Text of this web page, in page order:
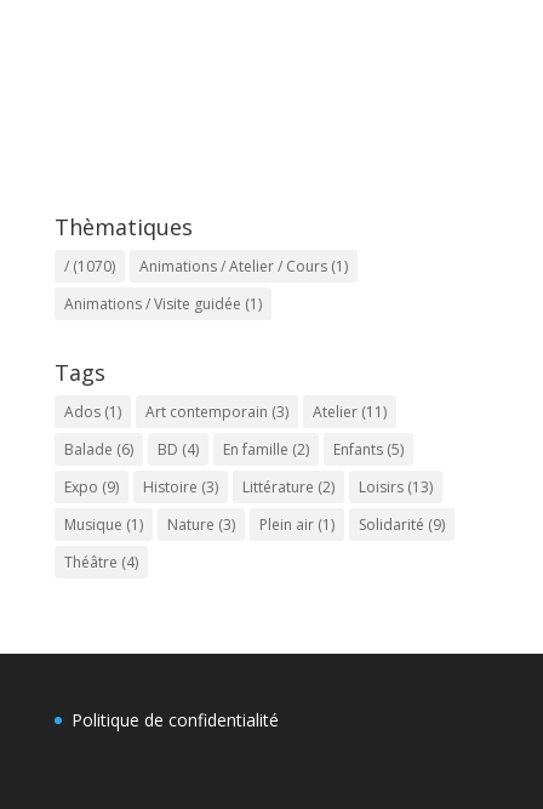
Thèmatiques
/(1070) Animations / Atelier / Cours(1)
Animations / Visite guidée (1)
Tags
Ados(1) Art contemporain (3) Atelier(11)
Balade (6) BD (4) En famille (2) Enfants(5)
Expo (9) Histoire (3) Littérature (2) Loisirs(13)
Musique (1) Nature (3) Plein air(1) Solidarité (9)
Théâtre (4)
Politique de confidentialité